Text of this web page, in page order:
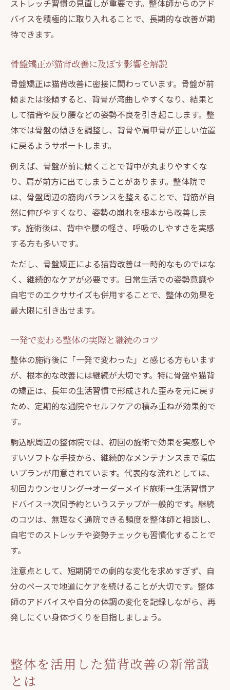
ストレッチ習慣の見直しが重要です。整体師からのアド
バイスを積極的に取り入れることで、長期的な改善が期
待できます。
骨盤矯正が猫背改善に及ぼす影響を解説
骨盤矯正は猫背改善に密接に関わっています。骨盤が前
傾または後傾すると、背骨が湾曲しやすくなり、結果と
して猫背や反り腰などの姿勢不良を引き起こします。整
体では骨盤の傾きを調整し、背骨や肩甲骨が正しい位置
に戻るようサポートします。
例えば、骨盤が前に傾くことで背中が丸まりやすくな
り、肩が前方に出てしまうことがあります。整体院で
は、骨盤周辺の筋肉バランスを整えることで、背筋が自
然に伸びやすくなり、姿勢の崩れを根本から改善しま
す。施術後は、背中や腰の軽さ、呼吸のしやすさを実感
する方も多いです。
ただし、骨盤矯正による猫背改善は一時的なものではな
く、継続的なケアが必要です。日常生活での姿勢意識や
自宅でのエクササイズも併用することで、整体の効果を
最大限に引き出せます。
一発で変わる整体の実際と継続のコツ
整体の施術後に「一発で変わった」と感じる方もいます
が、根本的な改善には継続が大切です。特に骨盤や猫背
の矯正は、長年の生活習慣で形成された歪みを元に戻す
ため、定期的な通院やセルフケアの積み重ねが効果的で
す。
駒込駅周辺の整体院では、初回の施術で効果を実感しや
すいソフトな手技から、継続的なメンテナンスまで幅広
いプランが用意されています。代表的な流れとしては、
初回カウンセリング→オーダーメイド施術→生活習慣ア
ドバイス→次回予約というステップが一般的です。継続
のコツは、無理なく通院できる頻度を整体師と相談し、
自宅でのストレッチや姿勢チェックも習慣化することで
す。
注意点として、短期間での劇的な変化を求めすぎず、自
分のペースで地道にケアを続けることが大切です。整体
師のアドバイスや自分の体調の変化を記録しながら、再
発しにくい身体づくりを目指しましょう。
整体を活用した猫背改善の新常識
とは